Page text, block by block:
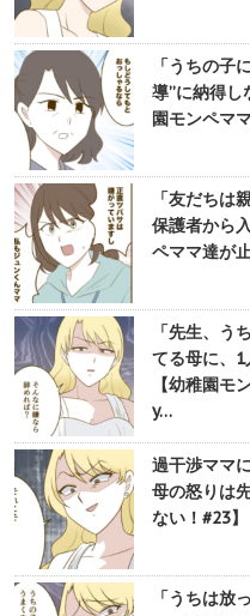
「うちの子
導”に納得し
園モンペマ
「友だちは
保護者から
ペママ達が
「先生、う
てる母に、1
【幼稚園モ
y…
過干渉ママ
母の怒りは
ない！#23
「うちは放